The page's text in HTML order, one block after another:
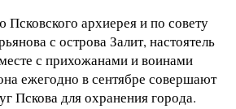
Псковского архиерея и по совету
с острова Залит, настоятель
с прихожанами и воинами
ежегодно в сентябре совершают
Пскова для охранения города.